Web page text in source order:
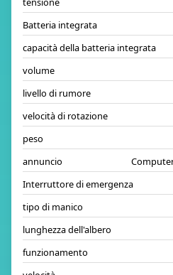
Batteria integrata
capacità della batteria integrata
volume
livello di rumore
velocità di rotazione
peso
annuncio
Interruttore di emergenza
tipo di manico
lunghezza dell'albero
funzionamento